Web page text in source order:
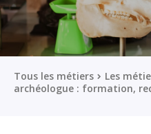
Tous les métiers Les
archéologue : formation,